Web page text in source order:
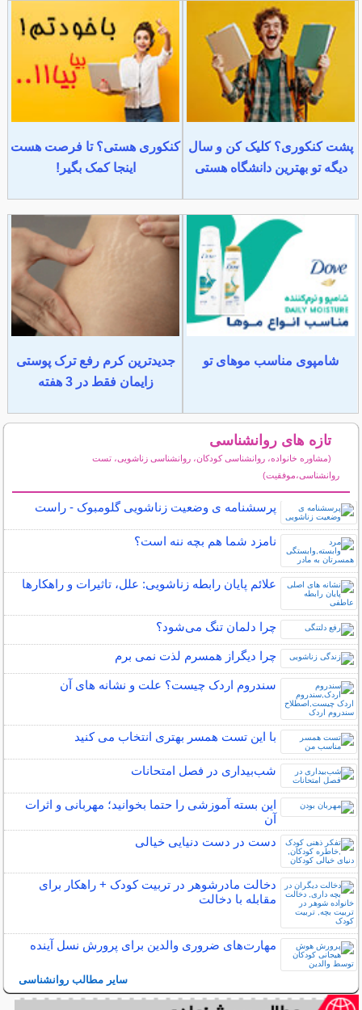
پشت کنکوری؟ کلیک کن و سال
دیگه تو بهترین دانشگاه هستی
کنکوری هستی؟ تا فرصت هست
اینجا کمک بگیر!
شامپوی مناسب موهای تو
جدیدترین کرم رفع ترک پوستی
زایمان فقط در 3 هفته
تازه های روانشناسی
(مشاوره خانواده، روانشناسی کودکان، روانشناسی زناشویی، تست
روانشناسی،موفقیت)
پرسشنامه ی وضعیت زناشویی گلومبوک - راست
نامزد شما هم بچه ننه است؟
علائم پایان رابطه زناشویی: علل، تاثیرات و راهکارها
چرا دلمان تنگ می‌شود؟
چرا دیگراز همسرم لذت نمی برم
سندروم اردک چیست؟ علت و نشانه های آن
با این تست همسر بهتری انتخاب می کنید
شب‌بیداری در فصل امتحانات
این بسته آموزشی را حتما بخوانید؛ مهربانی و اثرات
آن
دست در دست دنیایی خیالی
دخالت مادرشوهر در تربیت کودک + راهکار برای
مقابله با دخالت
مهارت‌های ضروری والدین برای پرورش نسل آینده
سایر مطالب روانشناسی